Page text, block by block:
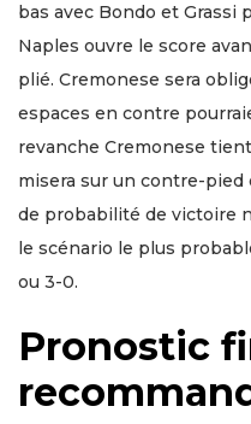
bas avec Bondo et Grassi
Naples ouvre le score
plié. Cremonese sera
espaces en contre
revanche Cremonese tient
misera sur un contre-pied
de probabilité de victoire
le scénario le plus
ou 3-0.
Pronostic